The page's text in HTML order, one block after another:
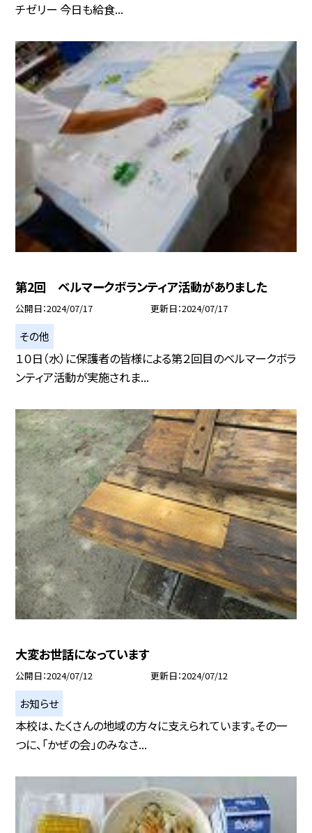
チゼリー 今日も給食...
第2回 ベルマークボランティア活動がありました
公開日 2024/07/17 更新日 2024/07/17
その他
１０日（水）に保護者の皆様による第２回目のベルマークボラ
ンティア活動が実施されま...
大変お世話になっています
公開日 2024/07/12 更新日 2024/07/12
お知らせ
本校は、たくさんの地域の方々に支えられています。その一
つに、「かぜの会」のみなさ...